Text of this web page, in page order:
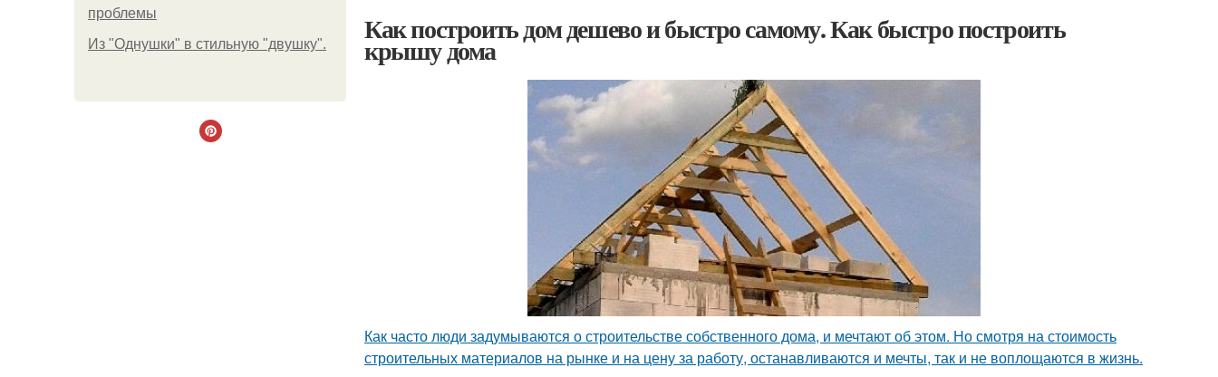
проблемы
Из "Однушки" в стильную "двушку".
Как построить дом дешево и быстро самому. Как быстро построить
крышу дома
Как часто люди задумываются о строительстве собственного дома, и мечтают об этом. Но смотря на стоимость
строительных материалов на рынке и на цену за работу, останавливаются и мечты, так и не воплощаются в жизнь.